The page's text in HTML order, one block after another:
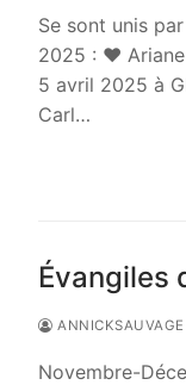
Se sont unis
2025 : ♥ Ariane
5 avril 2025 à
Carl…
Évangiles
ANNICKSAUVAGE
Novembre-